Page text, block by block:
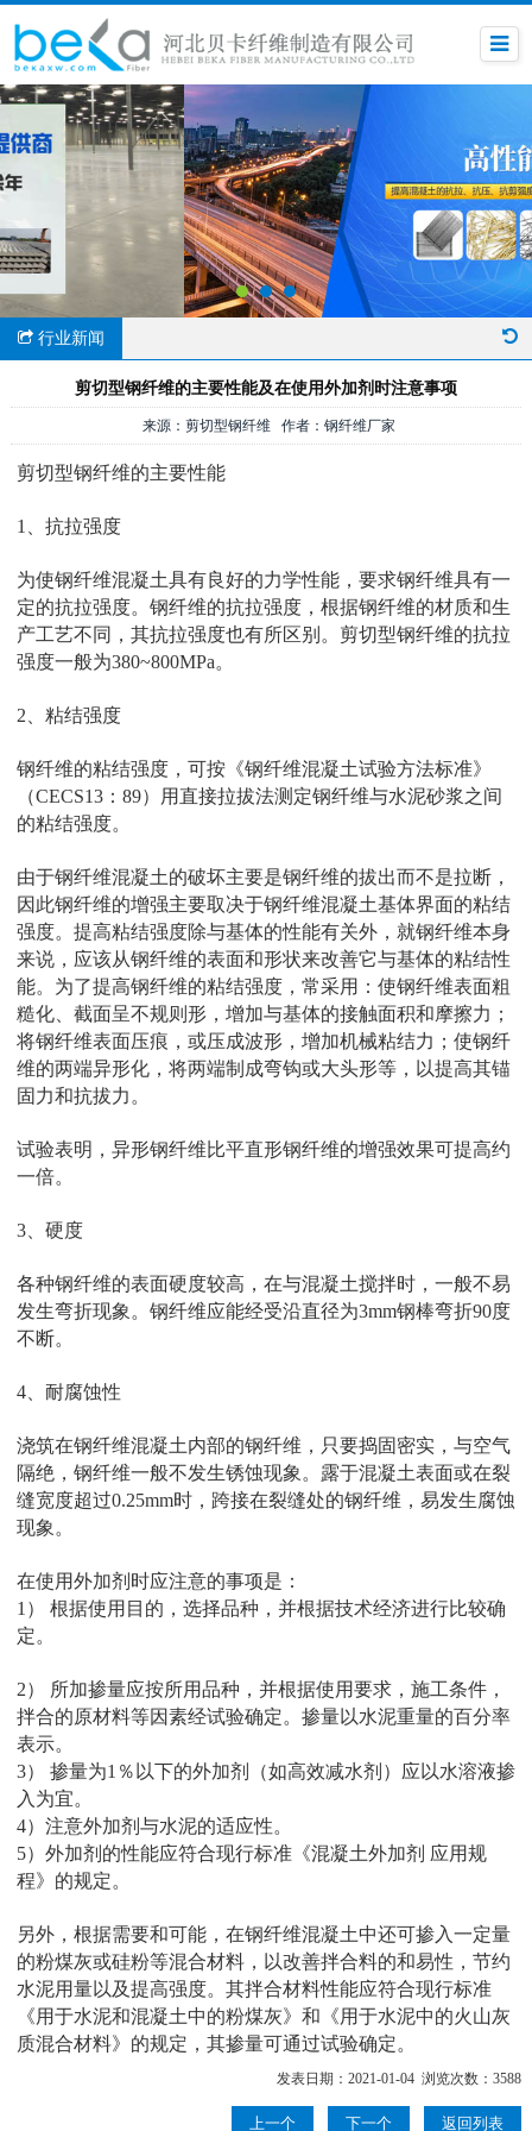
行业新闻
剪切型钢纤维的主要性能及在使用外加剂时注意事项
来源：剪切型钢纤维 作者：钢纤维厂家
剪切型钢纤维的主要性能
1、抗拉强度
为使钢纤维混凝土具有良好的力学性能，要求钢纤维具有一
定的抗拉强度。钢纤维的抗拉强度，根据钢纤维的材质和生
产工艺不同，其抗拉强度也有所区别。剪切型钢纤维的抗拉
强度一般为380~800MPa。
2、粘结强度
钢纤维的粘结强度，可按《钢纤维混凝土试验方法标准》
（CECS13：89）用直接拉拔法测定钢纤维与水泥砂浆之间
的粘结强度。
由于钢纤维混凝土的破坏主要是钢纤维的拔出而不是拉断，
因此钢纤维的增强主要取决于钢纤维混凝土基体界面的粘结
强度。提高粘结强度除与基体的性能有关外，就钢纤维本身
来说，应该从钢纤维的表面和形状来改善它与基体的粘结性
能。为了提高钢纤维的粘结强度，常采用：使钢纤维表面粗
糙化、截面呈不规则形，增加与基体的接触面积和摩擦力；
将钢纤维表面压痕，或压成波形，增加机械粘结力；使钢纤
维的两端异形化，将两端制成弯钩或大头形等，以提高其锚
固力和抗拔力。
试验表明，异形钢纤维比平直形钢纤维的增强效果可提高约
一倍。
3、硬度
各种钢纤维的表面硬度较高，在与混凝土搅拌时，一般不易
发生弯折现象。钢纤维应能经受沿直径为3mm钢棒弯折90度
不断。
4、耐腐蚀性
浇筑在钢纤维混凝土内部的钢纤维，只要捣固密实，与空气
隔绝，钢纤维一般不发生锈蚀现象。露于混凝土表面或在裂
缝宽度超过0.25mm时，跨接在裂缝处的钢纤维，易发生腐蚀
现象。
在使用外加剂时应注意的事项是：
1） 根据使用目的，选择品种，并根据技术经济进行比较确
定。
2） 所加掺量应按所用品种，并根据使用要求，施工条件，
拌合的原材料等因素经试验确定。掺量以水泥重量的百分率
表示。
3） 掺量为1％以下的外加剂（如高效减水剂）应以水溶液掺
入为宜。
4）注意外加剂与水泥的适应性。
5）外加剂的性能应符合现行标准《混凝土外加剂 应用规
程》的规定。
另外，根据需要和可能，在钢纤维混凝土中还可掺入一定量
的粉煤灰或硅粉等混合材料，以改善拌合料的和易性，节约
水泥用量以及提高强度。其拌合材料性能应符合现行标准
《用于水泥和混凝土中的粉煤灰》和《用于水泥中的火山灰
质混合材料》的规定，其掺量可通过试验确定。
发表日期：2021-01-04 浏览次数：3588
上一个 下一个 返回列表